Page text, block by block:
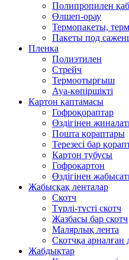
Полипропилен
Өлшеп-орау
Термопакеты,
Пакеты под
Пленка
Полиэтилен
Стрейч
Термоотырғыш
Ауа-көпіршікті
Картон қаптамасы
Гофроқораптар
Өздігінен
Пошта қораптары
Терезесі бар
Картон тубусы
Гофрокартон
Өздігінен
Жабысқақ ленталар
Скотч
Түрлі-түсті скотч
Жазбасы бар скотч
Малярлық лента
Скотчқа арналған
Жабдықтар